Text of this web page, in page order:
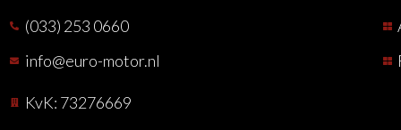
(033) 253 0660
info@euro-motor.nl
KvK: 73276669